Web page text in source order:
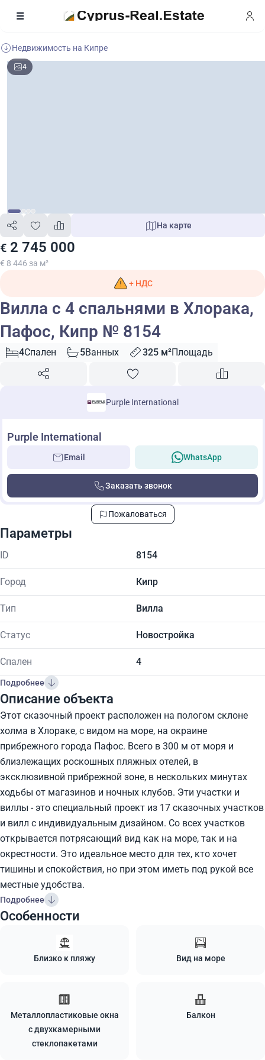
Недвижимость на Кипре
4
€ 2 745 000
€ 8 446 за м²
На карте
+ НДС
Вилла с 4 спальнями в Хлорака,
Пафос, Кипр № 8154
4Спален 5Ванных 325 м²Площадь
Purple International
Purple International
Email WhatsApp
Заказать звонок
Пожаловаться
Параметры
ID 8154
Город Кипр
Тип Вилла
Статус Новостройка
Спален 4
Подробнее
Описание объекта
Этот сказочный проект расположен на пологом склоне
холма в Хлораке, с видом на море, на окраине
прибрежного города Пафос. Всего в 300 м от моря и
близлежащих роскошных пляжных отелей, в
эксклюзивной прибрежной зоне, в нескольких минутах
ходьбы от магазинов и ночных клубов. Эти участки и
виллы - это специальный проект из 17 сказочных участков
и вилл с индивидуальным дизайном. Со всех участков
открывается потрясающий вид как на море, так и на
окрестности. Это идеальное место для тех, кто хочет
тишины и спокойствия, но при этом иметь под рукой все
местные удобства.
Подробнее
Особенности
Близко к пляжу Вид на море
Металлопластиковые окна
с двухкамерными
стеклопакетами
Балкон